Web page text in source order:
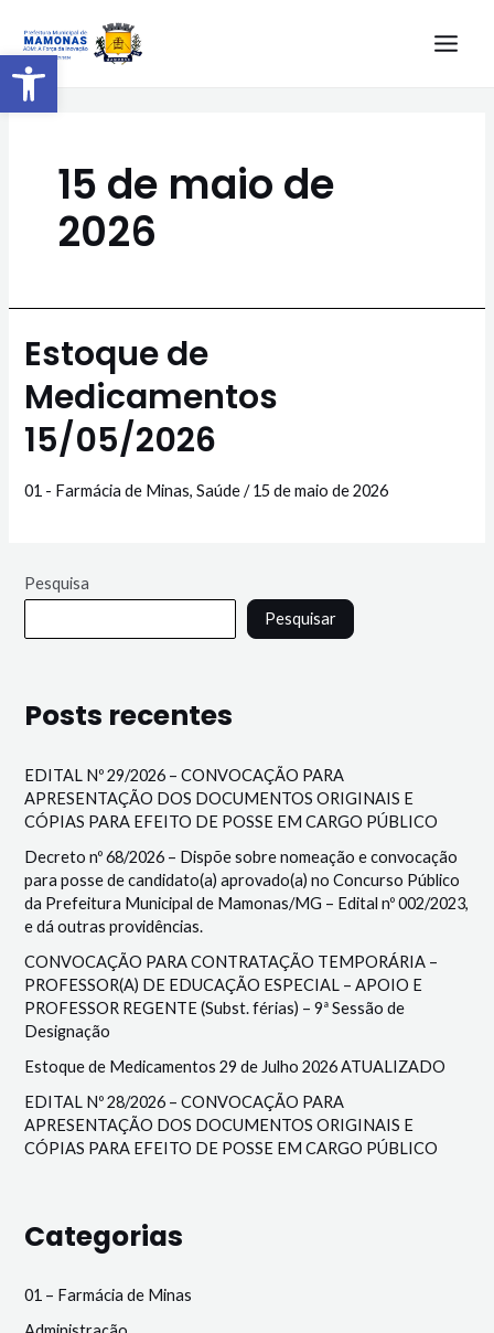
Barra de Ferramentas Aberta
15 de maio de
2026
Estoque de
Medicamentos
15/05/2026
01 - Farmácia de Minas,Saúde/15 de maio de 2026
Pesquisa
Pesquisar
Posts recentes
EDITAL Nº 29/2026 – CONVOCAÇÃO PARA
APRESENTAÇÃO DOS DOCUMENTOS ORIGINAIS E
CÓPIAS PARA EFEITO DE POSSE EM CARGO PÚBLICO
Decreto nº 68/2026 – Dispõe sobre nomeação e convocação
para posse de candidato(a) aprovado(a) no Concurso Público
da Prefeitura Municipal de Mamonas/MG – Edital nº 002/2023,
e dá outras providências.
CONVOCAÇÃO PARA CONTRATAÇÃO TEMPORÁRIA –
PROFESSOR(A) DE EDUCAÇÃO ESPECIAL – APOIO E
PROFESSOR REGENTE (Subst. férias) – 9ª Sessão de
Designação
Estoque de Medicamentos 29 de Julho 2026 ATUALIZADO
EDITAL Nº 28/2026 – CONVOCAÇÃO PARA
APRESENTAÇÃO DOS DOCUMENTOS ORIGINAIS E
CÓPIAS PARA EFEITO DE POSSE EM CARGO PÚBLICO
Categorias
01 – Farmácia de Minas